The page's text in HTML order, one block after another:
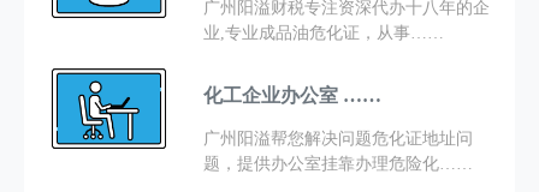
广州阳溢财税专注资深代办十八年的企
业,专业成品油危化证，从事……
化工企业办公室 ……
广州阳溢帮您解决问题危化证地址问
题，提供办公室挂靠办理危险化……